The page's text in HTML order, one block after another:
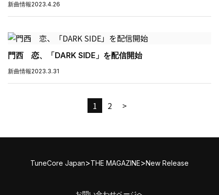
新曲情報2023.4.26
門西 恋、「DARK SIDE」を配信開始
新曲情報2023.3.31
1 2 >
TuneCore Japan>THE MAGAZINE>New Release